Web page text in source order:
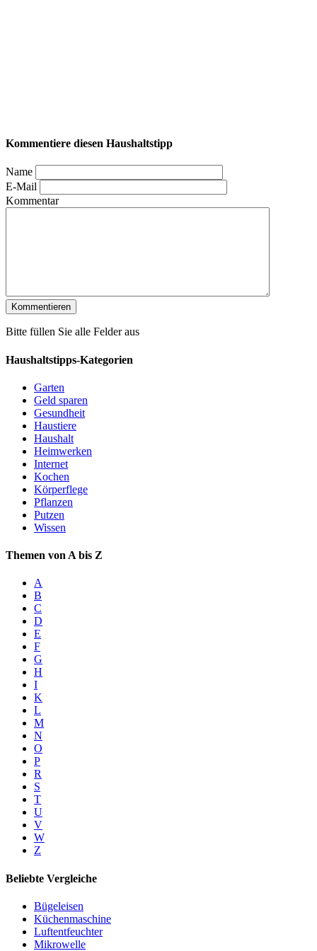
Kommentiere diesen Haushaltstipp
Name
E-Mail
Kommentar
Bitte füllen Sie alle Felder aus
Haushaltstipps-Kategorien
Garten
Geld sparen
Gesundheit
Haustiere
Haushalt
Heimwerken
Internet
Kochen
Körperflege
Pflanzen
Putzen
Wissen
Themen von A bis Z
A
B
C
D
E
F
G
H
I
K
L
M
N
O
P
R
S
T
U
V
W
Z
Beliebte Vergleiche
Bügeleisen
Küchenmaschine
Luftentfeuchter
Mikrowelle